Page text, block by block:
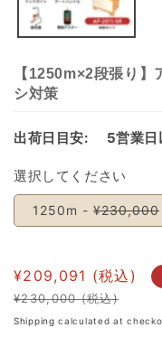
【1250m×2段張り
シ対策
出荷日目安: 5営業日
選択してください
1250m - ¥230,000
Regular
price
¥230,000
Sale
price
¥209,091
Shipping calculated at